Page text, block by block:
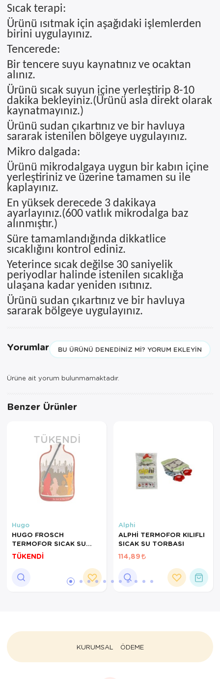
Sıcak terapi:
Ürünü ısıtmak için aşağıdaki işlemlerden
birini uygulayınız.
Tencerede:
Bir tencere suyu kaynatınız ve ocaktan
alınız.
Ürünü sıcak suyun içine yerleştirip 8-10
dakika bekleyiniz.(Ürünü asla direkt olarak
kaynatmayınız.)
Ürünü sudan çıkartınız ve bir havluya
sararak istenilen bölgeye uygulayınız.
Mikro dalgada:
Ürünü mikrodalgaya uygun bir kabın içine
yerleştiriniz ve üzerine tamamen su ile
kaplayınız.
En yüksek derecede 3 dakikaya
ayarlayınız.(600 vatlık mikrodalga baz
alınmıştır.)
Süre tamamlandığında dikkatlice
sıcaklığını kontrol ediniz.
Yeterince sıcak değilse 30 saniyelik
periyodlar halinde istenilen sıcaklığa
ulaşana kadar yeniden ısıtınız.
Ürünü sudan çıkartınız ve bir havluya
sararak bölgeye uygulayınız.
Yorumlar BU ÜRÜNÜ DENEDINIZ MI? YORUM EKLEYIN
Ürüne ait yorum bulunmamaktadır.
Benzer Ürünler
TÜKENDI
Hugo
HUGO FROSCH
TERMOFOR SICAK SU
TORBASI NORVEÇ
MODEL
TÜKENDİ
Alphi
ALPHİ TERMOFOR KILIFLI
SICAK SU TORBASI
114,89
KURUMSAL ÖDEME